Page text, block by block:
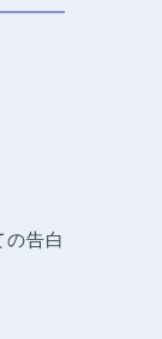
の告白